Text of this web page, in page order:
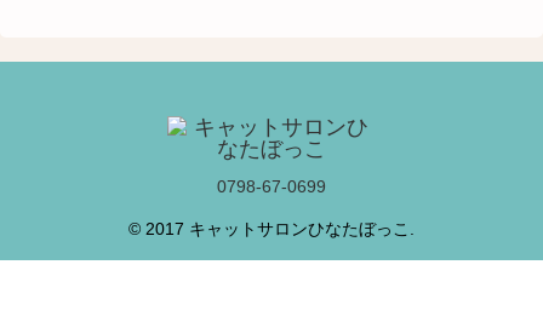
0798-67-0699
© 2017 キャットサロンひなたぼっこ.